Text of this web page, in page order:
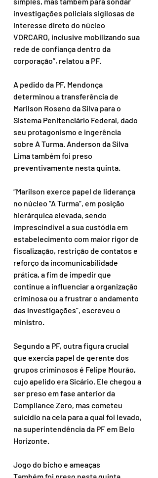
investigações policiais sigilosas de
interesse direto do núcleo
VORCARO, inclusive mobilizando sua
rede de confiança dentro da
corporação”, relatou a PF.
A pedido da PF, Mendonça
determinou a transferência de
Marilson Roseno da Silva para o
Sistema Penitenciário Federal, dado
seu protagonismo e ingerência
sobre A Turma. Anderson da Silva
Lima também foi preso
preventivamente nesta quinta.
“Marilson exerce papel de liderança
no núcleo “A Turma”, em posição
hierárquica elevada, sendo
imprescindível a sua custódia em
estabelecimento com maior rigor de
fiscalização, restrição de contatos e
reforço da incomunicabilidade
prática, a fim de impedir que
continue a influenciar a organização
criminosa ou a frustrar o andamento
das investigações”, escreveu o
ministro.
Segundo a PF, outra figura crucial
que exercia papel de gerente dos
grupos criminosos é Felipe Mourão,
cujo apelido era Sicário. Ele chegou a
ser preso em fase anterior da
Compliance Zero, mas cometeu
suicídio na cela para a qual foi levado,
na superintendência da PF em Belo
Horizonte.
Jogo do bicho e ameaças